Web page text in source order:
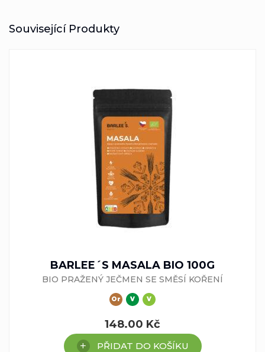
Související Produkty
BARLEE´S MASALA BIO 100G
BIO PRAŽENÝ JEČMEN SE SMĚSÍ KOŘENÍ
Or V V
148.00 Kč
PŘIDAT DO KOŠÍKU